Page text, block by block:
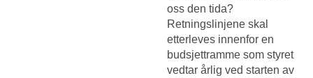
oss den tida?
Retningslinjene skal
etterleves innenfor en
budsjettramme som styret
vedtar årlig ved starten av